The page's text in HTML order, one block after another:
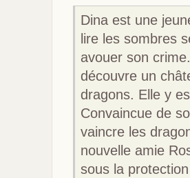
Dina est une
lire les sombres
avouer son
découvre un
dragons. Elle y
Convaincue de
vaincre les
nouvelle amie
sous la